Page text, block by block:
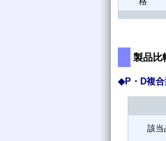
製品比
◆P・D複合
該当